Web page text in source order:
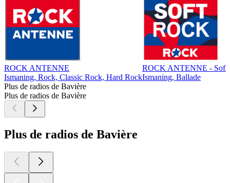
ROCK ANTENNE
Ismaning, Rock, Classic Rock, Hard Rock
ROCK ANTENNE - Soft
Ismaning, Ballade
Plus de radios de Bavière
Plus de radios de Bavière
Plus de radios de Bavière